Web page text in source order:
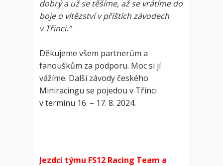
dobrý a už se těšíme, až se vrátíme do
boje o vítězství v příštích závodech
v Třinci.“
Děkujeme všem partnerům a
fanouškům za podporu. Moc si jí
vážíme. Další závody českého
Miniracingu se pojedou v Třinci
v termínu 16. – 17. 8. 2024.
Jezdci týmu FS12 Racing Team a